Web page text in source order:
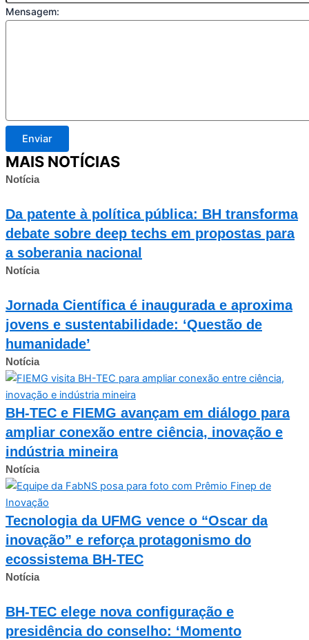
Mensagem:
Enviar
MAIS NOTÍCIAS
Notícia
Da patente à política pública: BH transforma
debate sobre deep techs em propostas para
a soberania nacional
Notícia
Jornada Científica é inaugurada e aproxima
jovens e sustentabilidade: ‘Questão de
humanidade’
Notícia
BH-TEC e FIEMG avançam em diálogo para
ampliar conexão entre ciência, inovação e
indústria mineira
Notícia
Tecnologia da UFMG vence o “Oscar da
inovação” e reforça protagonismo do
ecossistema BH-TEC
Notícia
BH-TEC elege nova configuração e
presidência do conselho: ‘Momento